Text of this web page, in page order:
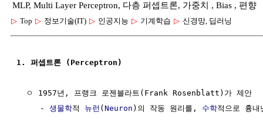
MLP, Multi Layer Perceptron, 다층 퍼셉트론, 가중치 , Bias , 편향
▷ Top ▷ 정보기술(IT) ▷ 인공지능 ▷ 기계학습 ▷ 신경망, 딥러닝
1. 퍼셉트론 (Perceptron)
  ㅇ 1957년, 프랭크 로젠블라트(Frank Rosenblatt)가 제안
     -
생물학적 뉴런 (Neuron )의 작동 원리를, 수학적으로 흉